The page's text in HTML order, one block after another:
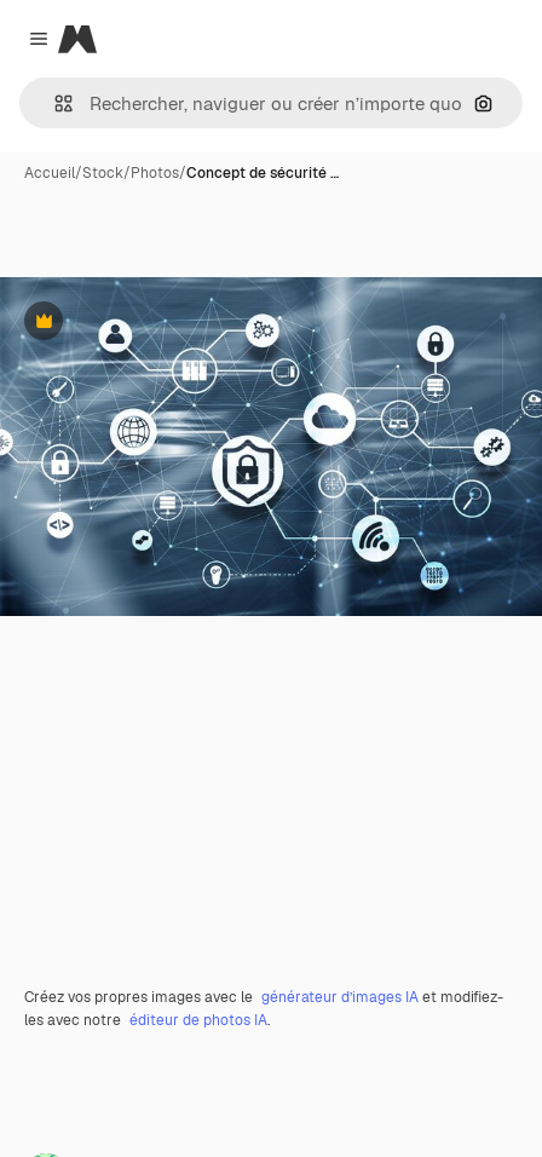
Close menu
Magnific
Accueil/Stock/Photos/Concept de sécurité …
Premium
Créez vos propres images avec le générateur d’images IAet modifiez-
les avec notre éditeur de photos IA.